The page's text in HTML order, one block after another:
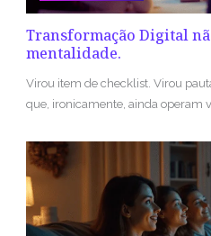
Transformação Digital
mentalidade.
Virou item de checklist. Virou
que, ironicamente, ainda operam